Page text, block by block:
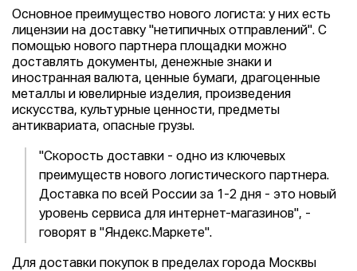
Основное преимущество нового логиста: у них есть
лицензии на доставку "нетипичных отправлений". С
помощью нового партнера площадки можно
доставлять документы, денежные знаки и
иностранная валюта, ценные бумаги, драгоценные
металлы и ювелирные изделия, произведения
искусства, культурные ценности, предметы
антиквариата, опасные грузы.
"Скорость доставки - одно из ключевых
преимуществ нового логистического партнера.
Доставка по всей России за 1-2 дня - это новый
уровень сервиса для интернет-магазинов", -
говорят в "Яндекс.Маркете".
Для доставки покупок в пределах города Москвы